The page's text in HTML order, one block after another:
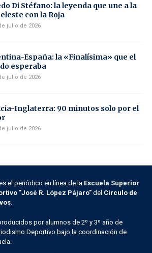
Di Stéfano: la leyenda que une a la
con la Roja
julio de 2026
España: la «Finalísima» que el
esperaba
julio de 2026
Inglaterra: 90 minutos solo por el
julio de 2026
el periódico en línea de la Escuela Superior
"José R. López Pájaro" del Círculo de
por alumnos de 2º y 3º año de
Deportivo bajo la coordinación de